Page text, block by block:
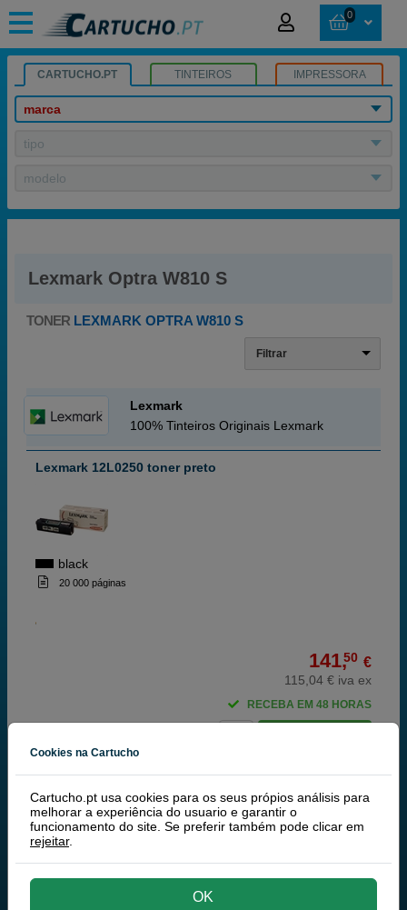
0
CARTUCHO.PT TINTEIROS IMPRESSORA
marca
tipo
modelo
Lexmark Optra W810 S
TONER LEXMARK OPTRA W810 S
Filtrar
Lexmark
100% Tinteiros Originais Lexmark
Lexmark 12L0250 toner preto
black
20 000 páginas
141,50 €
115,04 € iva ex
RECEBA EM 48 HORAS
Cookies na Cartucho
Cartucho.pt usa cookies para os seus própios análisis para
melhorar a experiência do usuario e garantir o
funcionamento do site. Se preferir também pode clicar em
rejeitar.
OK